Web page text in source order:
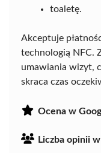
toaletę.
Akceptuje
technologią NFC.
umawiania wizyt,
skraca czas
Ocena w
Liczba opinii